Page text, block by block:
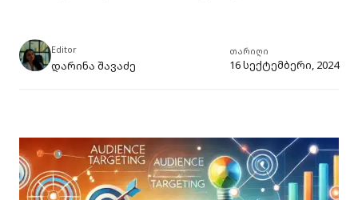
Editor
დარინა შავაძე
თარიღი
16 სექტემბერი, 2024